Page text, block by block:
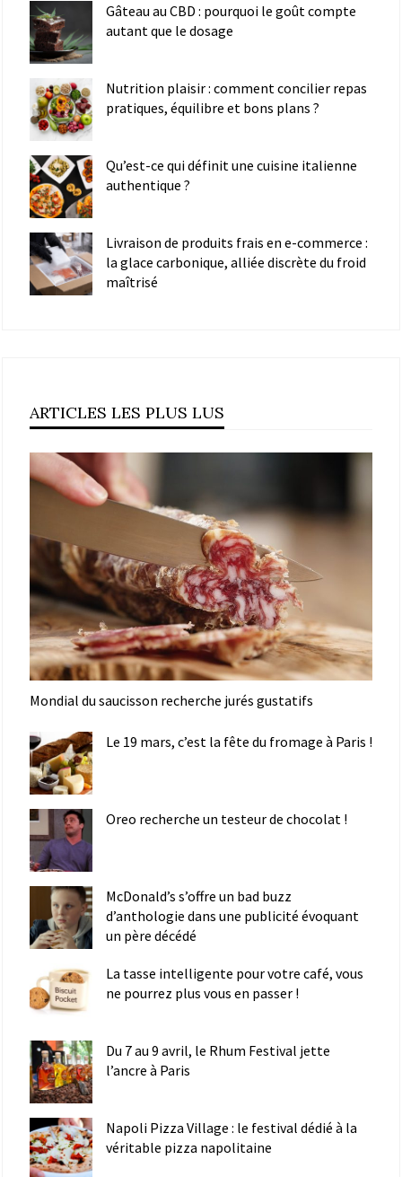
Gâteau au CBD : pourquoi le goût compte
autant que le dosage
Nutrition plaisir : comment concilier repas
pratiques, équilibre et bons plans ?
Qu’est-ce qui définit une cuisine italienne
authentique ?
Livraison de produits frais en e-commerce :
la glace carbonique, alliée discrète du froid
maîtrisé
ARTICLES LES PLUS LUS
Mondial du saucisson recherche jurés gustatifs
Le 19 mars, c’est la fête du fromage à Paris !
Oreo recherche un testeur de chocolat !
McDonald’s s’offre un bad buzz
d’anthologie dans une publicité évoquant
un père décédé
La tasse intelligente pour votre café, vous
ne pourrez plus vous en passer !
Du 7 au 9 avril, le Rhum Festival jette
l’ancre à Paris
Napoli Pizza Village : le festival dédié à la
véritable pizza napolitaine